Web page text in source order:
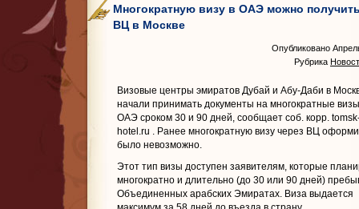
Многократную визу в ОАЭ можно
ВЦ в Москве
Опубликовано
Рубрика
Визовые центры эмиратов Дубай и Абу-Даби в
начали принимать документы на многократные
ОАЭ сроком 30 и 90 дней, сообщает соб. корр.
hotel.ru . Ранее многократную визу через ВЦ
было невозможно.
Этот тип визы доступен заявителям, которые
многократно и длительно (до 30 или 90 дней)
Объединенных арабских Эмиратах. Виза выдается